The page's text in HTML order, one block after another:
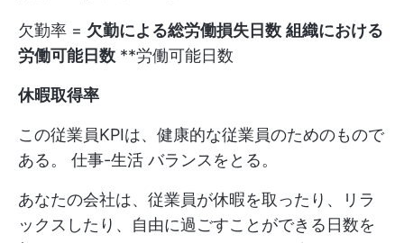
欠勤率 = 欠勤による総労働損失日数 組織における
労働可能日数 **労働可能日数
休暇取得率
この従業員KPIは、健康的な従業員のためのもので
ある。 仕事-生活 バランスをとる。
あなたの会社は、従業員が休暇を取ったり、リラ
ックスしたり、自由に過ごすことができる日数を